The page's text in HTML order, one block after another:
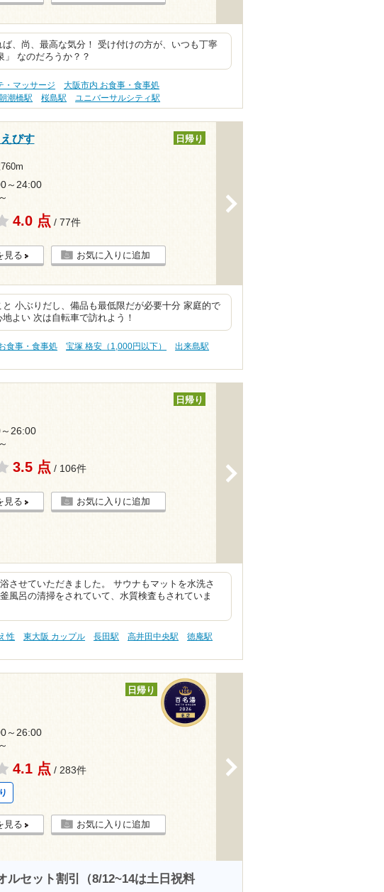
、尚、最高な気分！ 受け付けの方が、いつも丁寧
」 なのだろうか？？
・マッサージ
大阪市内 お食事・食事処
潮橋駅 桜島駅 ユニバーサルシティ駅
びす
日帰り
～24:00
4.0 点 / 77件
見る お気に入りに追加
小ぶりだし、備品も最低限だが必要十分 家庭的で
よい 次は自転車で訪れよう！
食事・食事処 宝塚 格安（1,000円以下）
出来島駅
日帰り
26:00
3.5 点 / 106件
見る お気に入りに追加
させていただきました。 サウナもマットを水洗さ
風呂の清掃をされていて、水質検査もされていま
性 東大阪 カップル 長田駅 高井田中央駅
徳庵駅
日帰り
～26:00
4.1 点 / 283件
見る お気に入りに追加
ルセット割引（8/12~14は土日祝料